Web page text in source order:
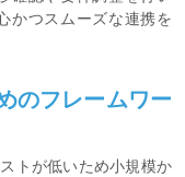
かつスムーズな連携を
のフレームワー
トが低いため小規模か